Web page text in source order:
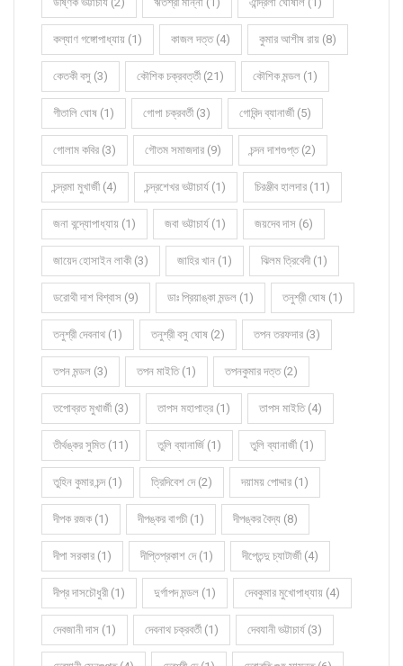
কল্যাণ গঙ্গোপাধ্যায় (1) কাজল দত্ত (4) কুমার আশীষ রায় (8)
কেতকী বসু (3) কৌশিক চক্রবর্ত্তী (21) কৌশিক মন্ডল (1)
গীতালি ঘোষ (1) গোপা চক্রবর্তী (3) গোবিন্দ ব্যানার্জী (5)
গোলাম কবির (3) গৌতম সমাজদার (9) চন্দন দাশগুপ্ত (2)
চন্দ্রমা মুখার্জী (4) চন্দ্রশেখর ভট্টাচার্য (1) চিরঞ্জীব হালদার (11)
জনা বন্দ্যোপাধ্যায় (1) জবা ভট্টাচার্য (1) জয়দেব দাস (6)
জায়েদ হোসাইন লাকী (3) জাহির খান (1) ঝিলম ত্রিবেদী (1)
ডরোথী দাশ বিশ্বাস (9) ডাঃ প্রিয়াঙ্কা মন্ডল (1) তনুশ্রী ঘোষ (1)
তনুশ্রী দেবনাথ (1) তনুশ্রী বসু ঘোষ (2) তপন তরফদার (3)
তপন মন্ডল (3) তপন মাইতি (1) তপনকুমার দত্ত (2)
তপোব্রত মুখার্জী (3) তাপস মহাপাত্র (1) তাপস মাইতি (4)
তীর্থঙ্কর সুমিত (11) তুলি ব্যানার্জি (1) তুলি ব্যানার্জী (1)
তুহিন কুমার চন্দ (1) ত্রিদিবেশ দে (2) দয়াময় পোদ্দার (1)
দীপক রজক (1) দীপঙ্কর বাগচী (1) দীপঙ্কর বৈদ্য (8)
দীপা সরকার (1) দীপ্তিপ্রকাশ দে (1) দীপ্তেন্দু চ্যাটার্জী (4)
দীপ্র দাসচৌধুরী (1) দুর্গাপদ মন্ডল (1) দেবকুমার মুখোপাধ্যায় (4)
দেবজানী দাস (1) দেবনাথ চক্রবর্তী (1) দেবযানী ভট্টাচার্য (3)